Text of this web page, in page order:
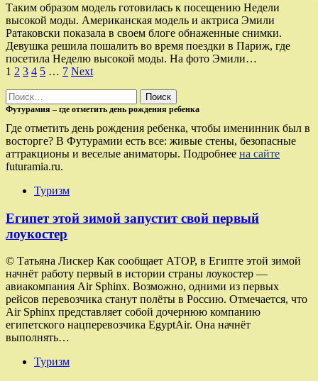
Таким образом модель готовилась к посещению Недели
высокой моды. Американская модель и актриса Эмили
Ратаковски показала в своем блоге обнаженные снимки.
Девушка решила пошалить во время поездки в Париж, где
посетила Неделю высокой моды. На фото Эмили…
Пагинация
записей
1 2 3 4 5 … 7 Next
Найти:
Футурамия – где отметить день рождения ребенка
Где отметить день рождения ребенка, чтобы именинник был в
восторге? В Футурамии есть все: живые стены, безопасные
аттракционы и веселые аниматоры. Подробнее на сайте
futuramia.ru.
Туризм
Египет этой зимой запустит свой первый
лоукостер
© Татьяна Лискер Как сообщает АТОР, в Египте этой зимой
начнёт работу первый в истории страны лоукостер —
авиакомпания Air Sphinx. Возможно, одними из первых
рейсов перевозчика станут полёты в Россию. Отмечается, что
Air Sphinx представляет собой дочернюю компанию
египетского нацперевозчика EgyptAir. Она начнёт
выполнять…
Туризм